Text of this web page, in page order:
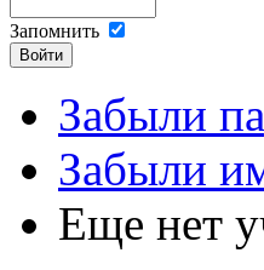
Запомнить
Забыли
Забыли
Еще нет